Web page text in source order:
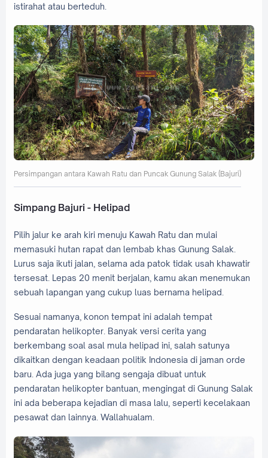
istirahat atau berteduh.
Persimpangan antara Kawah Ratu dan Puncak Gunung Salak (Bajuri)
Simpang Bajuri - Helipad
Pilih jalur ke arah kiri menuju Kawah Ratu dan mulai
memasuki hutan rapat dan lembab khas Gunung Salak.
Lurus saja ikuti jalan, selama ada patok tidak usah khawatir
tersesat. Lepas 20 menit berjalan, kamu akan menemukan
sebuah lapangan yang cukup luas bernama helipad.
Sesuai namanya, konon tempat ini adalah tempat
pendaratan helikopter. Banyak versi cerita yang
berkembang soal asal mula helipad ini, salah satunya
dikaitkan dengan keadaan politik Indonesia di jaman orde
baru. Ada juga yang bilang sengaja dibuat untuk
pendaratan helikopter bantuan, mengingat di Gunung Salak
ini ada beberapa kejadian di masa lalu, seperti kecelakaan
pesawat dan lainnya. Wallahualam.